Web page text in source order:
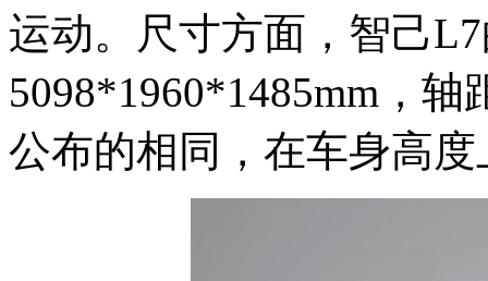
运动。尺寸方面，智己
5098*1960*1485mm，
公布的相同，在车身高度